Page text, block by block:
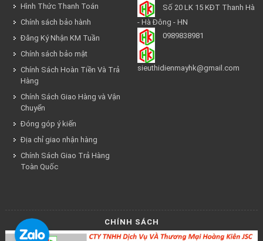
Hình Thức Thanh Toán
Chính sách bảo hành
Đăng Ký Nhận KM Tuần
Chính sách bảo mật
Chính Sách Hoàn Tiền Và Trả
Hàng
Chính Sách Giao Hàng và Vận
Chuyển
Đóng góp ý kiến
Địa chỉ giao nhận hàng
Chính Sách Giao Trả Hàng
Toàn Quốc
Số 20 LK 15 KĐT Thanh Hà
- Hà Đông - HN
0989838981
sieuthidienmayhk@gmail.com
CHÍNH SÁCH